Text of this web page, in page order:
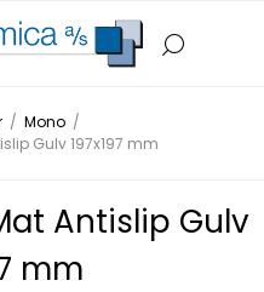
/ Mono /
Gulv 197x197 mm
Antislip Gulv
mm